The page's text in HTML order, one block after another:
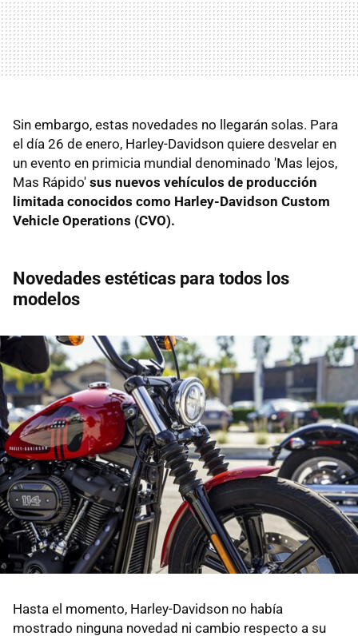
Sin embargo, estas novedades no llegarán solas. Para
el día 26 de enero, Harley-Davidson quiere desvelar en
un evento en primicia mundial denominado 'Mas lejos,
Mas Rápido' sus nuevos vehículos de producción
limitada conocidos como Harley-Davidson Custom
Vehicle Operations (CVO).
Novedades estéticas para todos los
modelos
Hasta el momento, Harley-Davidson no había
mostrado ninguna novedad ni cambio respecto a su